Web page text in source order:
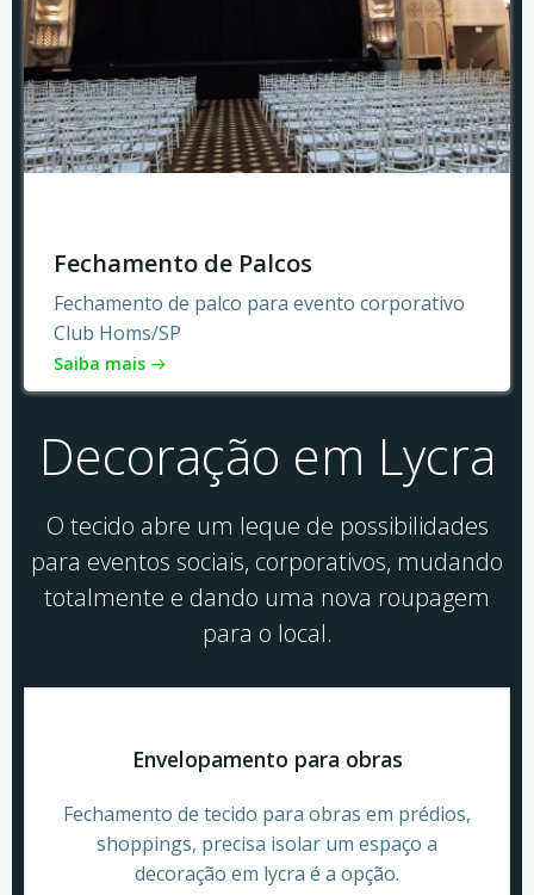
Fechamento de Palcos
Fechamento de palco para evento corporativo
Club Homs/SP
Saiba mais
Decoração em Lycra
O tecido abre um leque de possibilidades
para eventos sociais, corporativos, mudando
totalmente e dando uma nova roupagem
para o local.
Envelopamento para obras
Fechamento de tecido para obras em prédios,
shoppings, precisa isolar um espaço a
decoração em lycra é a opção.